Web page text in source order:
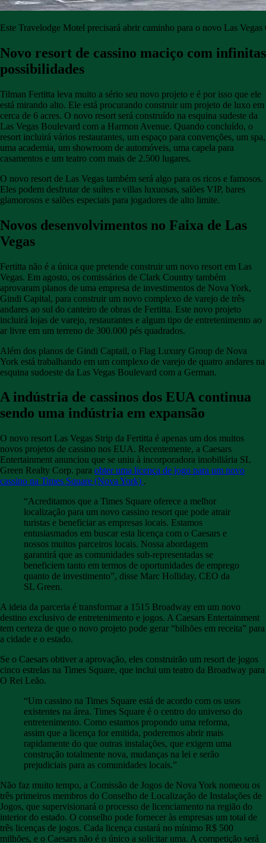
Este Travelodge Motel precisará abrir caminho para o novo Las
Novo resort de cassino maciço com infinitas
possibilidades
Tilman Fertitta leva muito a sério seu novo projeto e é por isso que ele
está mirando alto. Ele está procurando construir um projeto de luxo em
cerca de 6 acres. O novo resort será construído na esquina sudeste da
Las Vegas Boulevard com a Harmon Avenue. Quando concluído, o
resort incluirá vários restaurantes, um espaço para convenções, um spa,
uma academia, um showroom de automóveis, uma capela para
casamentos e um teatro com mais de 2.500 lugares.
O novo resort de Las Vegas também será algo para os ricos e famosos.
Eles podem desfrutar de suítes e villas luxuosas, salões VIP, bares
glamorosos e salões especiais para jogadores de alto limite.
Novos desenvolvimentos no Faixa de Las
Vegas
Fertitta não é a única que pretende construir um novo resort em Las
Vegas. Em agosto, os comissários de Clark Country também
aprovaram planos de uma empresa de investimentos de Nova York,
Gindi Capital, para construir um novo complexo de varejo de três
andares ao sul do canteiro de obras de Fertitta. Este novo projeto
incluirá lojas de varejo, restaurantes e algum tipo de entretenimento ao
ar livre em um terreno de 300.000 pés quadrados.
Além dos planos de Gindi Captail, o Flag Luxury Group de Nova
York está trabalhando em um complexo de varejo de quatro andares na
esquina sudoeste da Las Vegas Boulevard com a German.
A indústria de cassinos dos EUA continua
sendo uma indústria em expansão
O novo resort Las Vegas Strip da Fertitta é apenas um dos muitos
novos projetos de cassino nos EUA. Recentemente, a Caesars
Entertainment anunciou que se uniu à incorporadora imobiliária SL
Green Realty Corp. para obter uma licença de jogo para um novo
cassino na Times Square (Nova York) .
“Acreditamos que a Times Square oferece a melhor
localização para um novo cassino resort que pode atrair
turistas e beneficiar as empresas locais. Estamos
entusiasmados em buscar esta licença com o Caesars e
nossos muitos parceiros locais. Nossa abordagem
garantirá que as comunidades sub-representadas se
beneficiem tanto em termos de oportunidades de emprego
quanto de investimento”, disse Marc Holliday, CEO da
SL Green.
A ideia da parceria é transformar a 1515 Broadway em um novo
destino exclusivo de entretenimento e jogos. A Caesars Entertainment
tem certeza de que o novo projeto pode gerar “bilhões em receita” para
a cidade e o estado.
Se o Caesars obtiver a aprovação, eles construirão um resort de jogos
cinco estrelas na Times Square, que inclui um teatro da Broadway para
O Rei Leão.
“Um cassino na Times Square está de acordo com os usos
existentes na área. Times Square é o centro do universo do
entretenimento. Como estamos propondo uma reforma,
assim que a licença for emitida, poderemos abrir mais
rapidamente do que outras instalações, que exigem uma
construção totalmente nova, mudanças na lei e serão
prejudiciais para as comunidades locais.”
Não faz muito tempo, a Comissão de Jogos de Nova York nomeou os
três primeiros membros do Conselho de Localização de Instalações de
Jogos, que supervisionará o processo de licenciamento na região do
interior do estado. O conselho pode fornecer às empresas um total de
três licenças de jogos. Cada licença custará no mínimo R$ 500
milhões, e o Caesars não é o único a solicitar uma. A competição será